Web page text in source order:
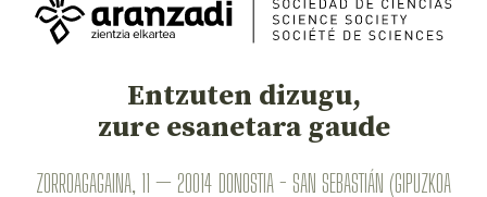
Entzuten dizugu,
zure esanetara gaude
ZORROAGAGAINA, 11 — 20014 DONOSTIA - SAN SEBASTIÁN (GIPUZKOA